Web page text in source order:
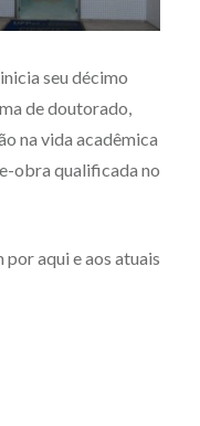
seu décimo
de doutorado,
na vida acadêmica
obra qualificada no
por aqui e aos atuais